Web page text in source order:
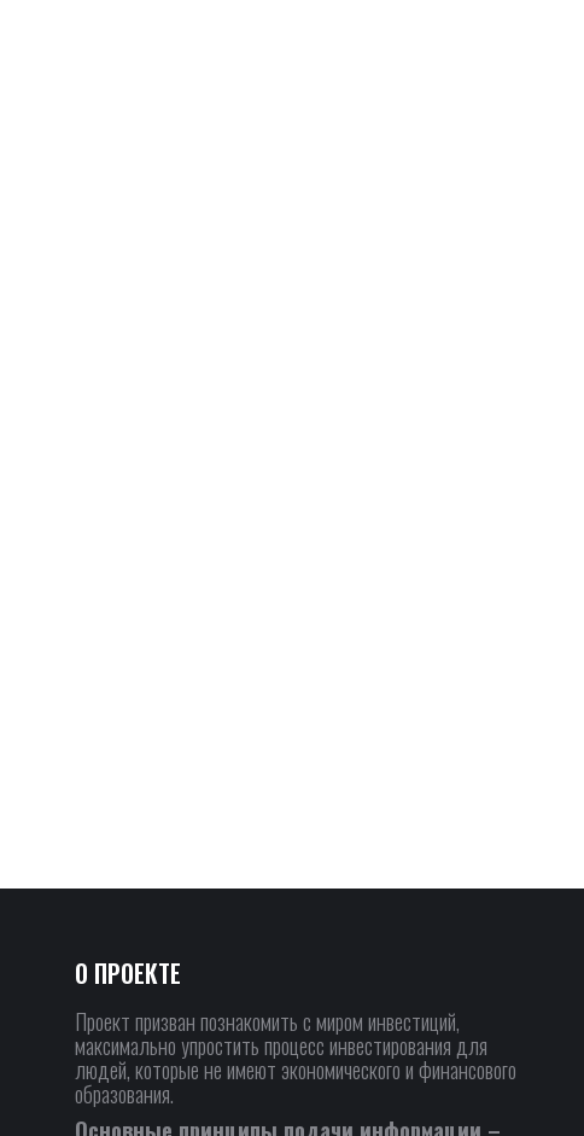
О ПРОЕКТЕ
Проект призван познакомить с миром инвестиций,
максимально упростить процесс инвестирования для
людей, которые не имеют экономического и финансового
образования.